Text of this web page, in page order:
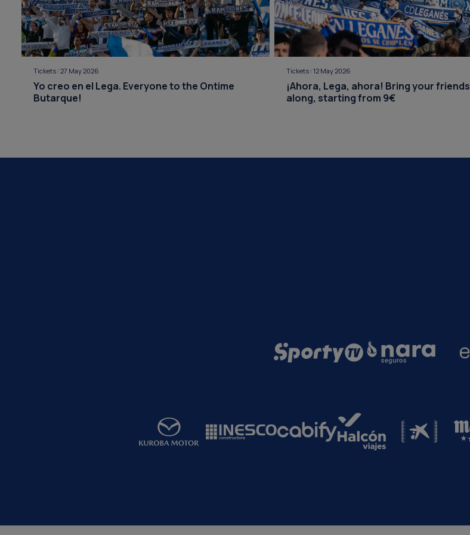
Tickets | 27 May 2026
Yo creo en el Lega. Everyone to the Ontime
Butarque!
Tickets | 12 May 2026
¡Ahora, Lega, ahora! Bring your friends
along, starting from 9€